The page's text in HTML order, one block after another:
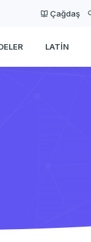
Çağdaş
LATIN